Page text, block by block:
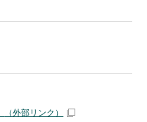
（外部リンク）